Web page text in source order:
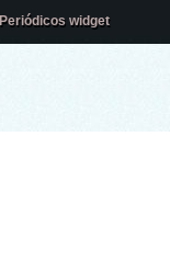
Periódicos widget